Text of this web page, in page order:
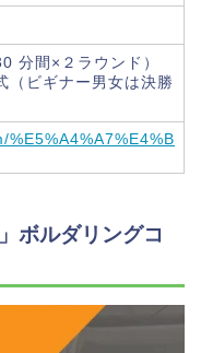
分間×２ラウンド）
（ビギナー男女は決勝
ボルダリングコ